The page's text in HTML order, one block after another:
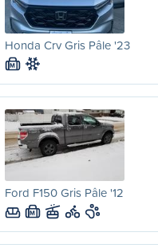
Honda Crv Gris Pâle '23
M
Ford F150 Gris Pâle '12
M